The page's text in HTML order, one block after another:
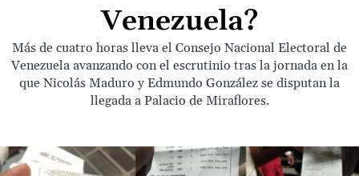
Venezuela?
Más de cuatro horas lleva el Consejo Nacional Electoral de
Venezuela avanzando con el escrutinio tras la jornada en la
que Nicolás Maduro y Edmundo González se disputan la
llegada a Palacio de Miraflores.